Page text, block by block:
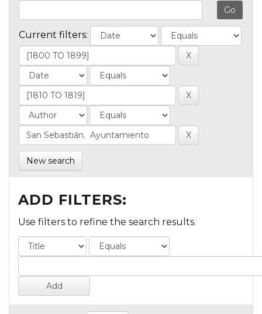
Current filters:
New search
ADD FILTERS:
Use filters to refine the search results.